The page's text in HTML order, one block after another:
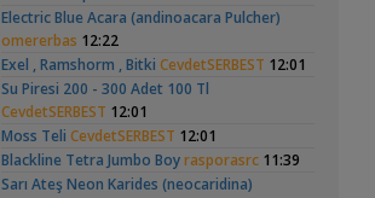
(200 Litre) silver, 21:18
Akvaryum Tanıtımı
Süngerle 24 Saatte Sessiz Artemia
ÇıkarmaBLGHN, 21:15
Malzemeler ve Yemler Forumu
Leonardit Zeminli Akvaryum Kurulumu
Belisarius,20:14
Akvaryum Tanıtımı
Yavruları
Betta Antuta
Yeni Tetra
Akvaryumum (390)
Electric Blue Acara (andinoacara Pulcher)
omererbas 12:22
Exel , Ramshorm , Bitki CevdetSERBEST 12:01
Su Piresi 200 - 300 Adet 100 Tl
CevdetSERBEST 12:01
Moss Teli CevdetSERBEST 12:01
Blackline Tetra Jumbo Boy rasporasrc 11:39
Sarı Ateş Neon Karides (neocaridina)